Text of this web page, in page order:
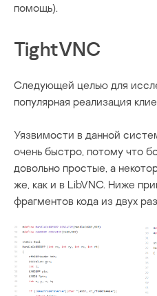
помощь).
TightVNC
Следующей целью для
популярная реализация
Уязвимости в данной
очень быстро, потому что
довольно простые, а
же, как и в LibVNC. Ниже
фрагментов кода из двух